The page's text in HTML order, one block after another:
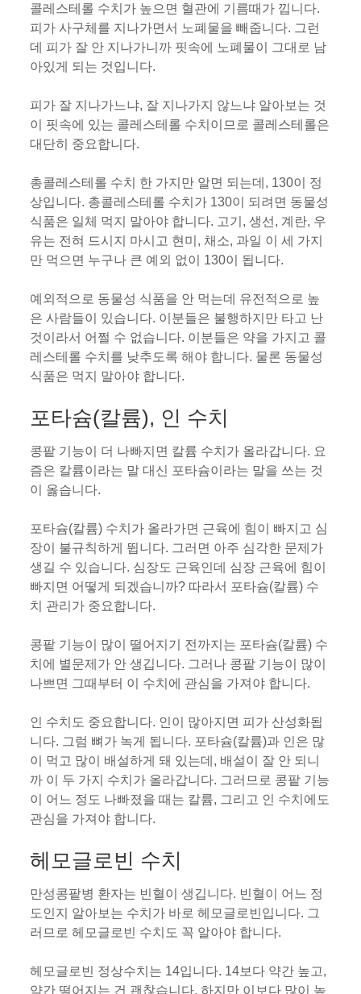
콜레스테롤 수치가 높으면 혈관에 기름때가 낍니다.
피가 사구체를 지나가면서 노폐물을 빼줍니다. 그런
데 피가 잘 안 지나가니까 핏속에 노폐물이 그대로 남
아있게 되는 것입니다.
피가 잘 지나가느냐, 잘 지나가지 않느냐 알아보는 것
이 핏속에 있는 콜레스테롤 수치이므로 콜레스테롤은
대단히 중요합니다.
총콜레스테롤 수치 한 가지만 알면 되는데, 130이 정
상입니다. 총콜레스테롤 수치가 130이 되려면 동물성
식품은 일체 먹지 말아야 합니다. 고기, 생선, 계란, 우
유는 전혀 드시지 마시고 현미, 채소, 과일 이 세 가지
만 먹으면 누구나 큰 예외 없이 130이 됩니다.
예외적으로 동물성 식품을 안 먹는데 유전적으로 높
은 사람들이 있습니다. 이분들은 불행하지만 타고 난
것이라서 어쩔 수 없습니다. 이분들은 약을 가지고 콜
레스테롤 수치를 낮추도록 해야 합니다. 물론 동물성
식품은 먹지 말아야 합니다.
포타슘(칼륨), 인 수치
콩팥 기능이 더 나빠지면 칼륨 수치가 올라갑니다. 요
즘은 칼륨이라는 말 대신 포타슘이라는 말을 쓰는 것
이 옳습니다.
포타슘(칼륨) 수치가 올라가면 근육에 힘이 빠지고 심
장이 불규칙하게 뜁니다. 그러면 아주 심각한 문제가
생길 수 있습니다. 심장도 근육인데 심장 근육에 힘이
빠지면 어떻게 되겠습니까? 따라서 포타슘(칼륨) 수
치 관리가 중요합니다.
콩팥 기능이 많이 떨어지기 전까지는 포타슘(칼륨) 수
치에 별문제가 안 생깁니다. 그러나 콩팥 기능이 많이
나쁘면 그때부터 이 수치에 관심을 가져야 합니다.
인 수치도 중요합니다. 인이 많아지면 피가 산성화됩
니다. 그럼 뼈가 녹게 됩니다. 포타슘(칼륨)과 인은 많
이 먹고 많이 배설하게 돼 있는데, 배설이 잘 안 되니
까 이 두 가지 수치가 올라갑니다. 그러므로 콩팥 기능
이 어느 정도 나빠졌을 때는 칼륨, 그리고 인 수치에도
관심을 가져야 합니다.
헤모글로빈 수치
만성콩팥병 환자는 빈혈이 생깁니다. 빈혈이 어느 정
도인지 알아보는 수치가 바로 헤모글로빈입니다. 그
러므로 헤모글로빈 수치도 꼭 알아야 합니다.
헤모글로빈 정상수치는 14입니다. 14보다 약간 높고,
약간 떨어지는 건 괜찮습니다. 하지만 이보다 많이 높